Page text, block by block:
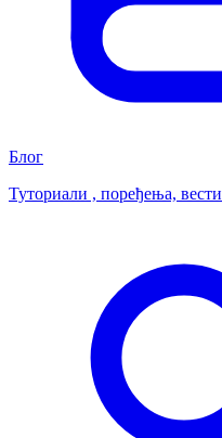
Блог
Туториали , поређења,